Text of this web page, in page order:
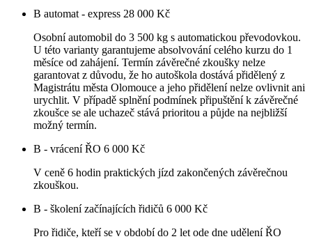
B automat - express 28 000 Kč
Osobní automobil do 3 500 kg s automatickou převodovkou.
U této varianty garantujeme absolvování celého kurzu do 1
měsíce od zahájení. Termín závěrečné zkoušky nelze
garantovat z důvodu, že ho autoškola dostává přidělený z
Magistrátu města Olomouce a jeho přidělení nelze ovlivnit ani
urychlit. V případě splnění podmínek připuštění k závěrečné
zkoušce se ale uchazeč stává prioritou a půjde na nejbližší
možný termín.
B - vrácení ŘO 6 000 Kč
V ceně 6 hodin praktických jízd zakončených závěrečnou
zkouškou.
B - školení začínajících řidičů 6 000 Kč
Pro řidiče, kteří se v období do 2 let ode dne udělení ŘO